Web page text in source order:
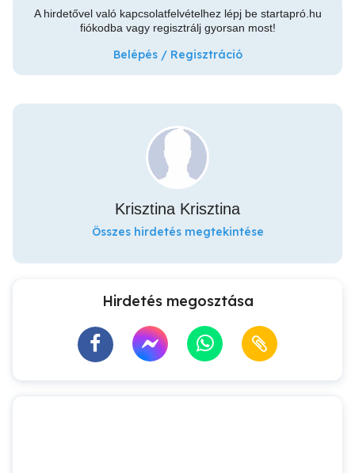
A hirdetővel való kapcsolatfelvételhez lépj be startapró.hu
fiókodba vagy regisztrálj gyorsan most!
Belépés / Regisztráció
Krisztina Krisztina
Összes hirdetés megtekintése
Hirdetés megosztása